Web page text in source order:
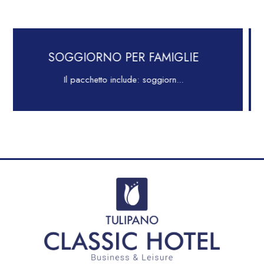
PER FAMIGLIE
soggiorn...